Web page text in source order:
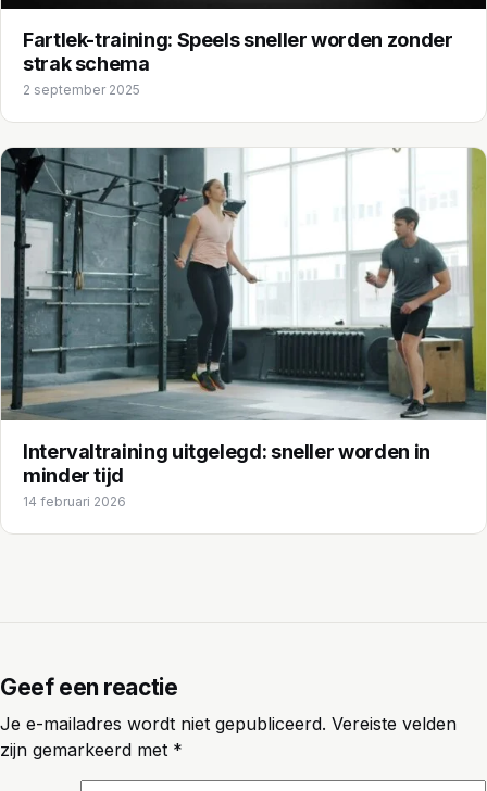
Fartlek-training: Speels sneller worden zonder
strak schema
2 september 2025
Intervaltraining uitgelegd: sneller worden in
minder tijd
14 februari 2026
Geef een reactie
Je e-mailadres wordt niet gepubliceerd. Vereiste velden
zijn gemarkeerd met *